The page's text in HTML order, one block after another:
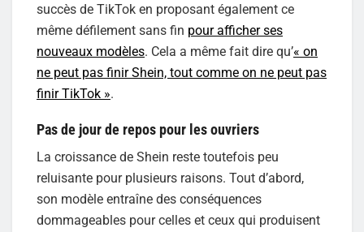
succès de TikTok en proposant également ce
même défilement sans fin pour afficher ses
nouveaux modèles. Cela a même fait dire qu’« on
ne peut pas finir Shein, tout comme on ne peut pas
finir TikTok ».
Pas de jour de repos pour les ouvriers
La croissance de Shein reste toutefois peu
reluisante pour plusieurs raisons. Tout d’abord,
son modèle entraîne des conséquences
dommageables pour celles et ceux qui produisent